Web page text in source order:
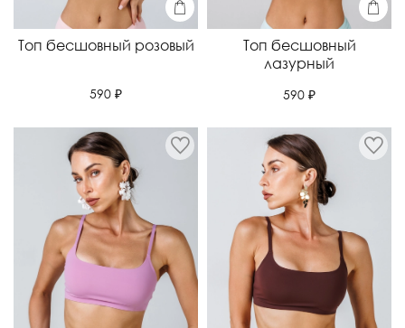
Топ бесшовный розовый
590 ₽
Топ бесшовный
лазурный
590 ₽